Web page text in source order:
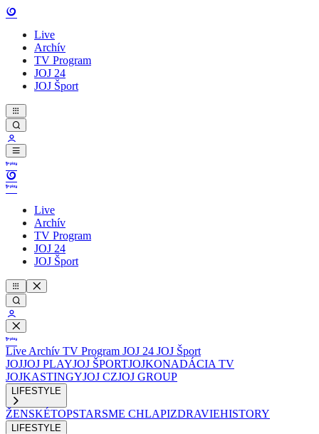
Live
Archív
TV Program
JOJ 24
JOJ Šport
Live
Archív
TV Program
JOJ 24
JOJ Šport
Live Archív TV Program JOJ 24 JOJ Šport
JOJJOJ PLAYJOJ ŠPORTJOJKONADÁCIA TV
JOJKASTINGYJOJ CZJOJ GROUP
LIFESTYLE
ŽENSKÉTOPSTARSME CHLAPIZDRAVIEHISTORY
LIFESTYLE